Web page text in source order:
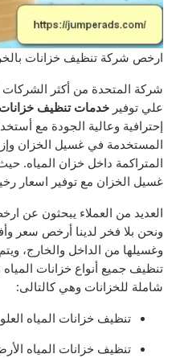
ارخص شركة تنظيف خزانات
شركة المتحدة من أكثر الشركات
علي توفير خدمات تنظيف
إحترافية وعالية الجودة مع
المستخدمة في غسيل الخزان
المتراكمة داخل خزان المياه. حيث
غسيل الخزان مع توفير اسعار
العديد من العملاء يبحثون عن
ونحن بلا فخر لدينا أرخص سعر
وغسيلها من الداخل والخارج،
تنظيف جميع أنواع خزانات
شاملة للخزانات وهي كالتالى:
تنظيف خزانات المياه
تنظيف خزانات المياه